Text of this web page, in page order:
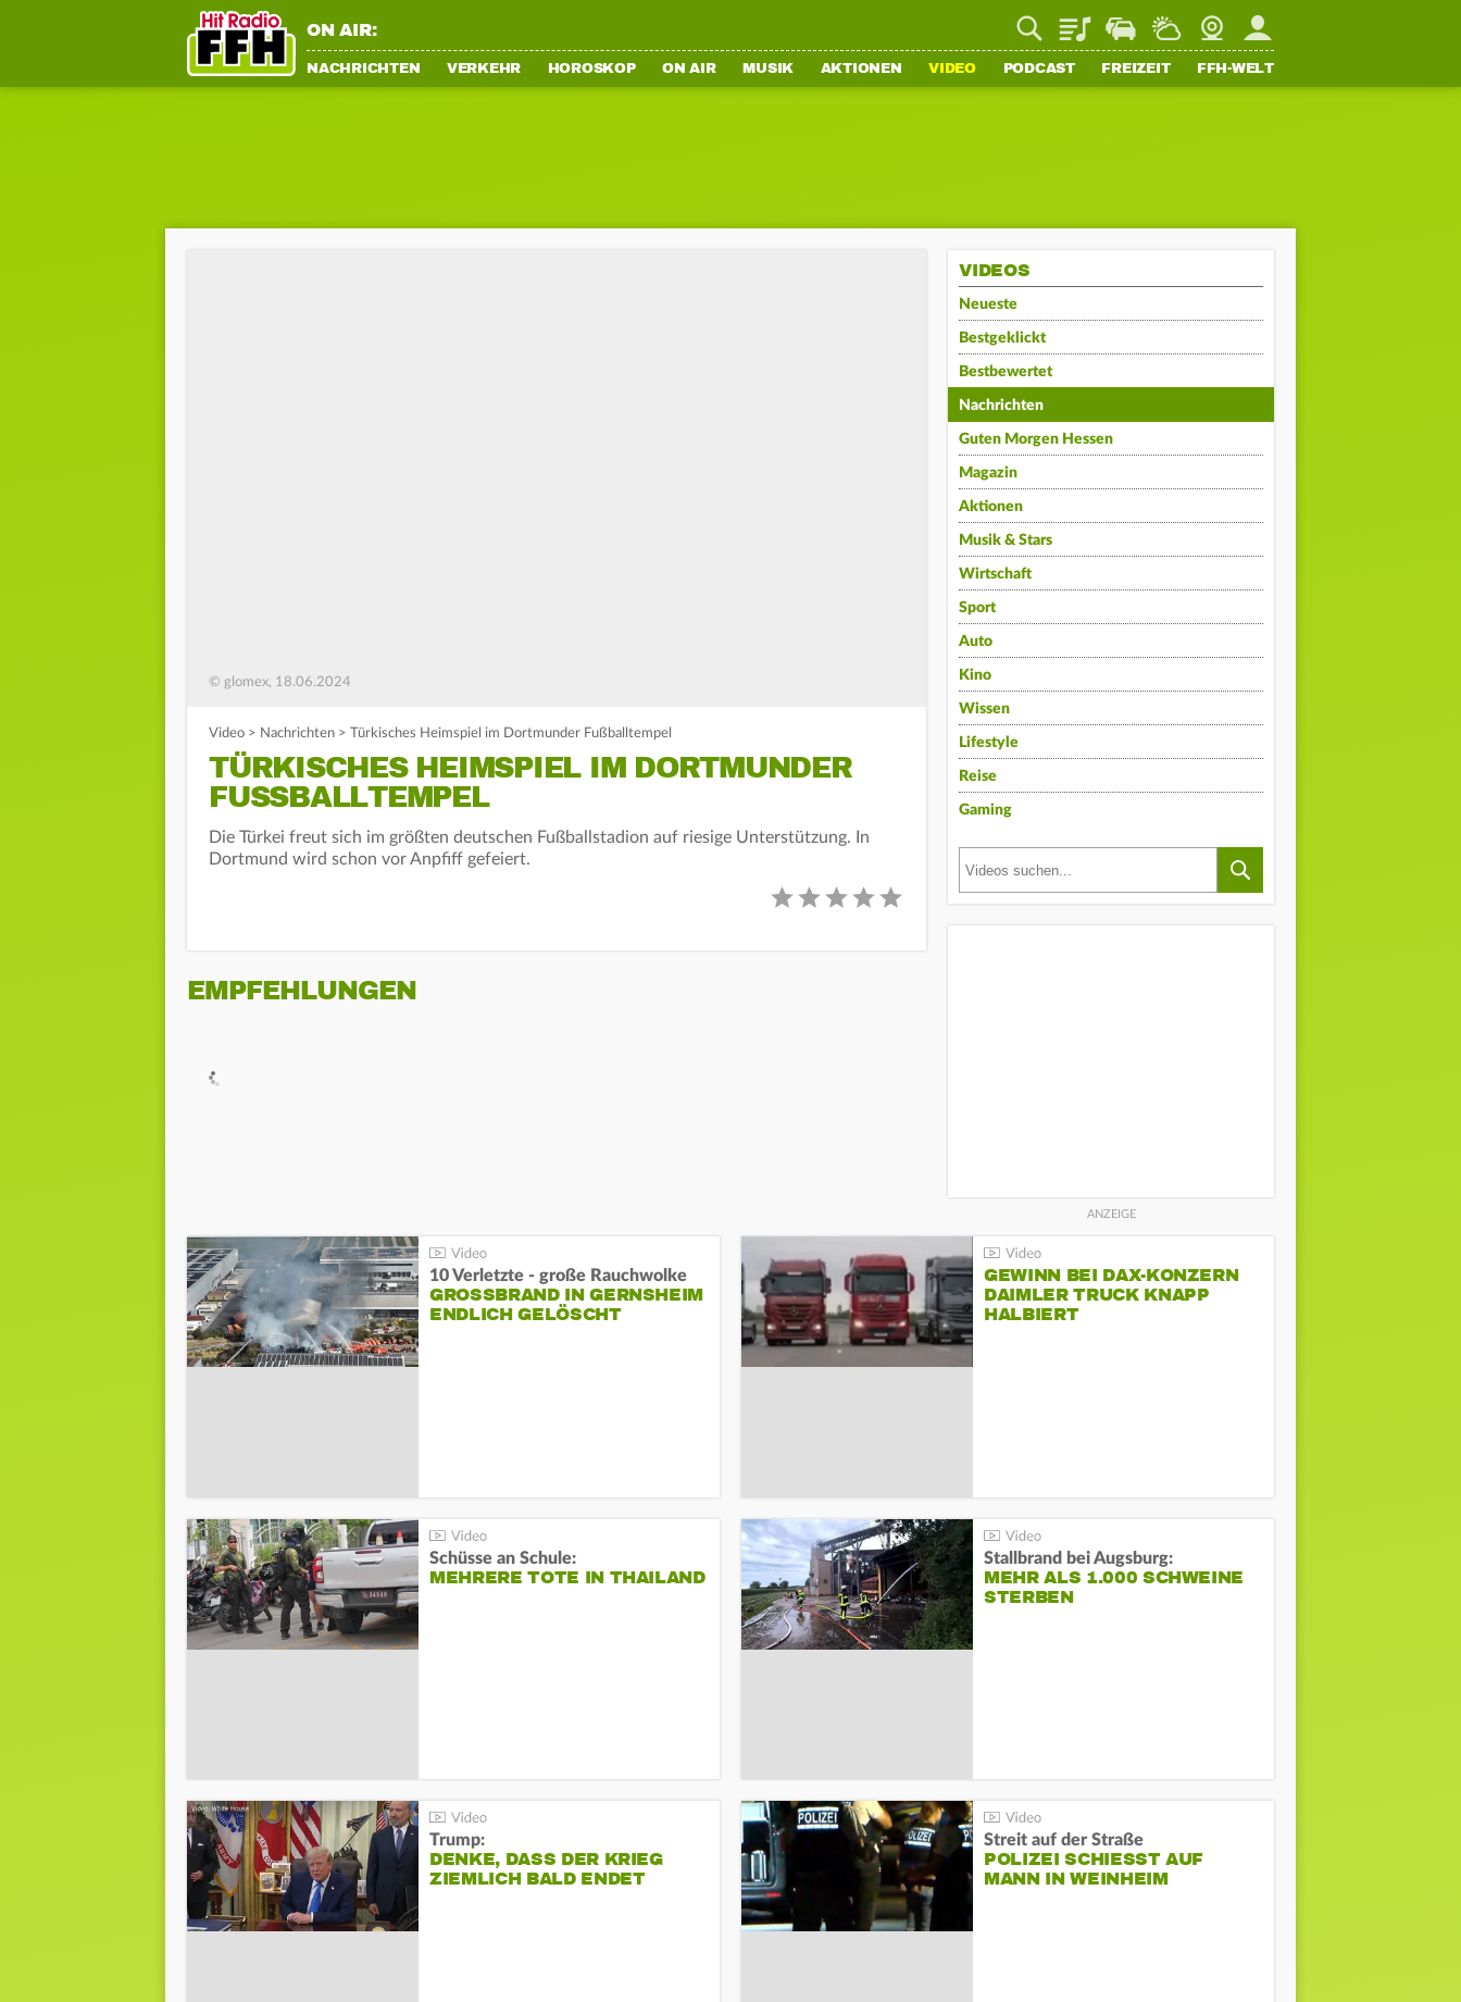
ON AIR: PlaylistStaupilotWetterWebcamMein FFH
NACHRICHTEN VERKEHR HOROSKOP ON AIR MUSIK AKTIONEN VIDEO PODCAST FREIZEIT FFH-WELT
© glomex, 18.06.2024
Video > Nachrichten > Türkisches Heimspiel im Dortmunder Fußballtempel
TÜRKISCHES HEIMSPIEL IM DORTMUNDER
FUSSBALLTEMPEL
Die Türkei freut sich im größten deutschen Fußballstadion auf riesige Unterstützung. In
Dortmund wird schon vor Anpfiff gefeiert.
EMPFEHLUNGEN
VIDEOS
Neueste
Bestgeklickt
Bestbewertet
Nachrichten
Guten Morgen Hessen
Magazin
Aktionen
Musik & Stars
Wirtschaft
Sport
Auto
Kino
Wissen
Lifestyle
Reise
Gaming
10 Verletzte - große Rauchwolke
GROSSBRAND IN GERNSHEIM E
NDLICH GELÖSCHT
GEWINN BEI DAX-KONZERN
DAIMLER TRUCK KNAPP
HALBIERT
Schüsse an Schule:
MEHRERE TOTE IN THAILAND
Stallbrand bei Augsburg:
MEHR ALS 1.000 SCHWEINE
STERBEN
Trump:
DENKE, DASS DER KRIEG
ZIEMLICH BALD ENDET
Streit auf der Straße
POLIZEI SCHIESST AUF M
ANN IN WEINHEIM